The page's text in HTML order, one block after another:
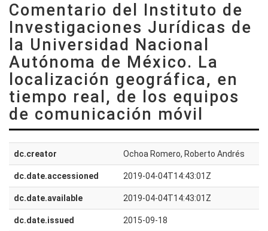
Comentario del Instituto de
Investigaciones Jurídicas de
la Universidad Nacional
Autónoma de México. La
localización geográfica, en
tiempo real, de los equipos
de comunicación móvil
dc.creator Ochoa Romero, Roberto Andrés
dc.date.accessioned 2019-04-04T14:43:01Z
dc.date.available 2019-04-04T14:43:01Z
dc.date.issued 2015-09-18